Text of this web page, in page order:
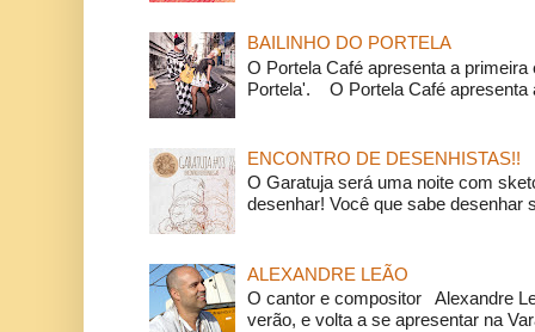
BAILINHO DO PORTELA
O Portela Café apresenta a
Portela'. O Portela Café apresenta
ENCONTRO DE DESENHISTAS!!
O Garatuja será uma noite com
desenhar! Você que sabe desenhar
ALEXANDRE LEÃO
O cantor e compositor Alexandre
verão, e volta a se apresentar na